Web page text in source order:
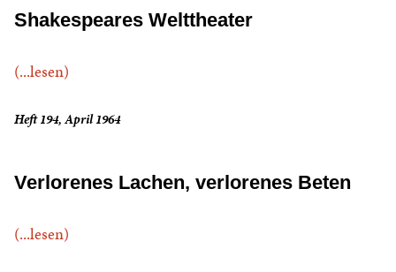
Shakespeares Welttheater
(...lesen)
Heft 194, April 1964
Verlorenes Lachen, verlorenes Beten
(...lesen)